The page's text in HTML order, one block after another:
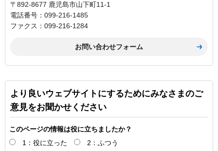
〒892-8677 鹿児島市山下町11-1
電話番号：099-216-1485
ファクス：099-216-1284
より良いウェブサイトにするためにみなさまのご
意見をお聞かせください
このページの情報は役に立ちましたか？
1：役に立った
2：ふつう